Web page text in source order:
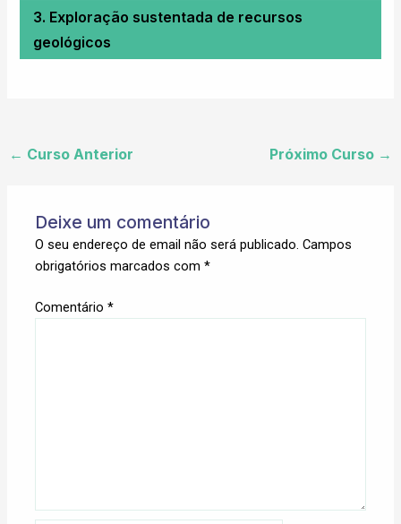
3. Exploração sustentada de recursos
geológicos
← Curso Anterior Próximo Curso →
Deixe um comentário
O seu endereço de email não será publicado. Campos
obrigatórios marcados com*
Comentário*